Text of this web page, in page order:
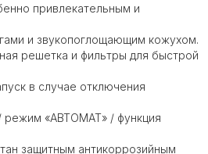
привлекательным и
и звукопоглощающим кожухом.
решетка и фильтры для быстрой
в случае отключения
«АВТОМАТ» / функция
защитным антикоррозийным